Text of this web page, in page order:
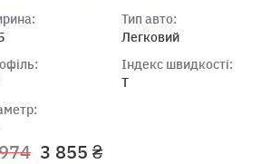
Тип авто:
Легковий
Індекс швидкості:
T
3 855 ₴